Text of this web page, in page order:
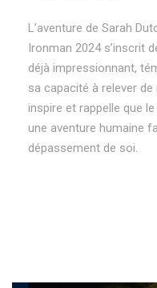
L’aventure de Sarah
Ironman 2024 s’inscrit
déjà impressionnant,
sa capacité à relever
inspire et rappelle que
une aventure humaine
dépassement de soi.